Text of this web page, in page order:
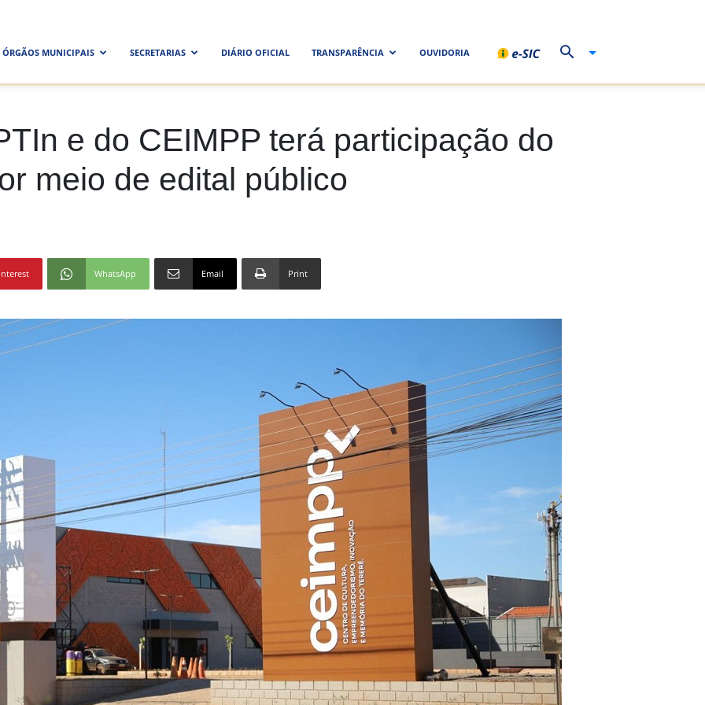
ÓRGÃOS MUNICIPAIS SECRETARIAS DIÁRIO OFICIAL TRANSPARÊNCIA OUVIDORIA
e do CEIMPP terá participação do
meio de edital público
WhatsApp Email Print